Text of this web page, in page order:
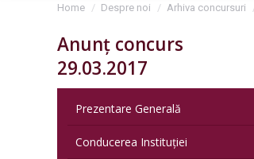
You are here:
Home Despre noi Arhiva concursuri
Anunț concurs
29.03.2017
Prezentare Generală
Conducerea Instituției